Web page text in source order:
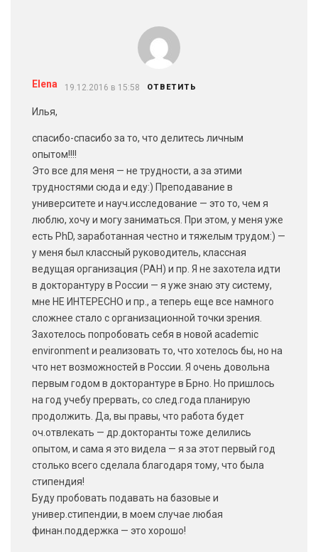
Elena 19.12.2016 в 15:58 ОТВЕТИТЬ
Илья,
спасибо-спасибо за то, что делитесь личным
опытом!!!!
Это все для меня — не трудности, а за этими
трудностями сюда и еду:) Преподавание в
университете и науч.исследование — это то, чем я
люблю, хочу и могу заниматься. При этом, у меня уже
есть PhD, заработанная честно и тяжелым трудом:) —
у меня был классный руководитель, классная
ведущая организация (РАН) и пр. Я не захотела идти
в докторантуру в России — я уже знаю эту систему,
мне НЕ ИНТЕРЕСНО и пр., а теперь еще все намного
сложнее стало с организационной точки зрения.
Захотелось попробовать себя в новой academic
environment и реализовать то, что хотелось бы, но на
что нет возможностей в России. Я очень довольна
первым годом в докторантуре в Брно. Но пришлось
на год учебу прервать, со след.года планирую
продолжить. Да, вы правы, что работа будет
оч.отвлекать — др.докторанты тоже делились
опытом, и сама я это видела — я за этот первый год
столько всего сделала благодаря тому, что была
стипендия!
Буду пробовать подавать на базовые и
универ.стипендии, в моем случае любая
финан.поддержка — это хорошо!